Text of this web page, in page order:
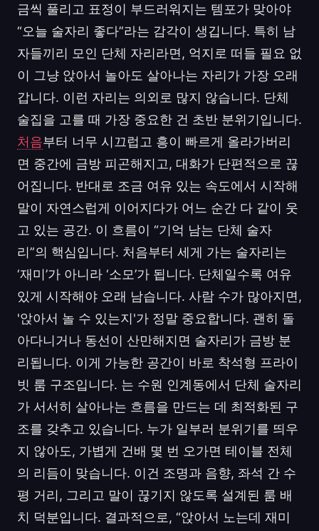
금씩 풀리고 표정이 부드러워지는 템포가 맞아야
“오늘 술자리 좋다”라는 감각이 생깁니다. 특히 남
자들끼리 모인 단체 자리라면, 억지로 떠들 필요 없
이 그냥 앉아서 놀아도 살아나는 자리가 가장 오래
갑니다. 이런 자리는 의외로 많지 않습니다. 단체
술집을 고를 때 가장 중요한 건 초반 분위기입니다.
처음부터 너무 시끄럽고 흥이 빠르게 올라가버리
면 중간에 금방 피곤해지고, 대화가 단편적으로 끊
어집니다. 반대로 조금 여유 있는 속도에서 시작해
말이 자연스럽게 이어지다가 어느 순간 다 같이 웃
고 있는 공간. 이 흐름이 “기억 남는 단체 술자
리”의 핵심입니다. 처음부터 세게 가는 술자리는
‘재미’가 아니라 ‘소모’가 됩니다. 단체일수록 여유
있게 시작해야 오래 남습니다. 사람 수가 많아지면,
'앉아서 놀 수 있는지'가 정말 중요합니다. 괜히 돌
아다니거나 동선이 산만해지면 술자리가 금방 분
리됩니다. 이게 가능한 공간이 바로 착석형 프라이
빗 룸 구조입니다. 는 수원 인계동에서 단체 술자리
가 서서히 살아나는 흐름을 만드는 데 최적화된 구
조를 갖추고 있습니다. 누가 일부러 분위기를 띄우
지 않아도, 가볍게 건배 몇 번 오가면 테이블 전체
의 리듬이 맞습니다. 이건 조명과 음향, 좌석 간 수
평 거리, 그리고 말이 끊기지 않도록 설계된 룸 배
치 덕분입니다. 결과적으로, “앉아서 노는데 재미